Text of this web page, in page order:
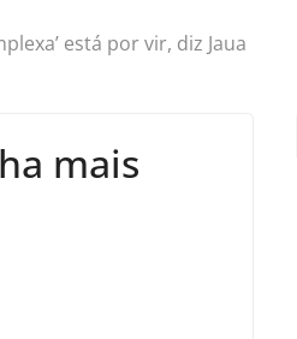
está por vir, diz Jaua
mais